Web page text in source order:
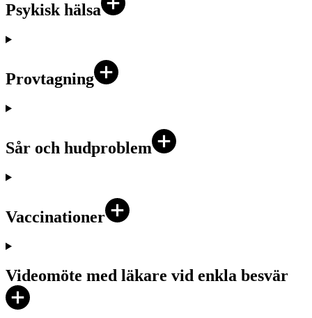
Psykisk hälsa
Provtagning
Sår och hudproblem
Vaccinationer
Videomöte med läkare vid enkla besvär